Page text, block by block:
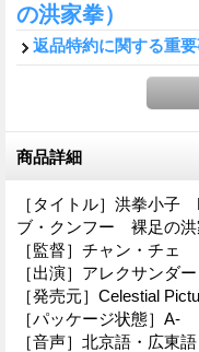
の洪家拳）
返品特約に関する重
商品詳細
［タイトル］洪拳小子
ブ・クンフー 裸足の洪
［監督］チャン・チェ
［出演］アレクサンダ
［発売元］Celestial
［パッケージ状態］A-
［音声］北京語・広東語